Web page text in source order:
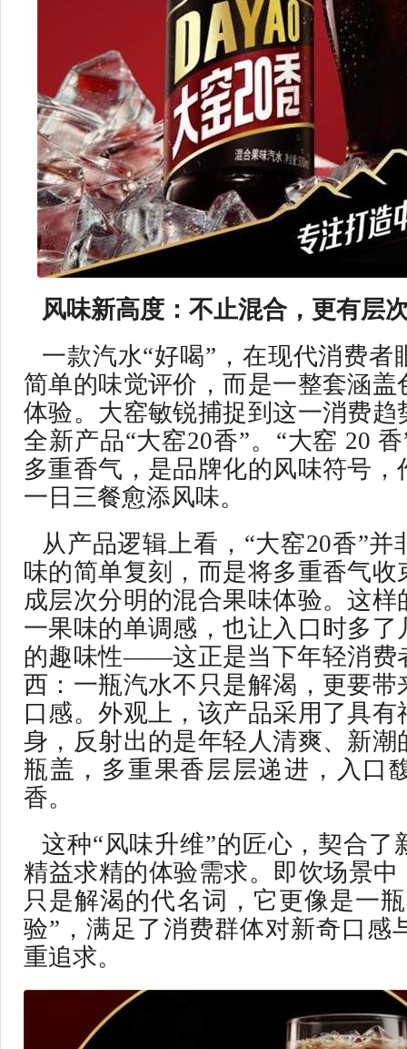
风味新高度：不止混合，更有层
一款汽水“好喝”，在现代消费者
简单的味觉评价，而是一整套涵盖
体验。大窑敏锐捕捉到这一消费趋
全新产品“大窑20香”。“大窑 20
多重香气，是品牌化的风味符号
一日三餐愈添风味。
从产品逻辑上看，“大窑20香”并
味的简单复刻，而是将多重香气收
成层次分明的混合果味体验。这
一果味的单调感，也让入口时多了
的趣味性——这正是当下年轻消费
西：一瓶汽水不只是解渴，更要带
口感。外观上，该产品采用了具
身，反射出的是年轻人清爽、新潮
瓶盖，多重果香层层递进，入口
香。
这种“风味升维”的匠心，契合了
精益求精的体验需求。即饮场景中
只是解渴的代名词，它更像是一
验”，满足了消费群体对新奇口感
重追求。